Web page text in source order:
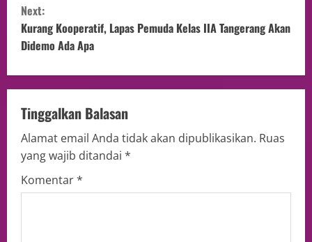
Next:
Kurang Kooperatif, Lapas Pemuda Kelas IIA Tangerang Akan
Didemo Ada Apa
Tinggalkan Balasan
Alamat email Anda tidak akan dipublikasikan. Ruas
yang wajib ditandai *
Komentar*